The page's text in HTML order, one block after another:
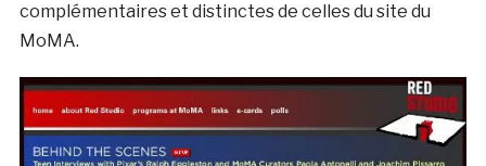
complémentaires et distinctes de celles du site du
MoMA.